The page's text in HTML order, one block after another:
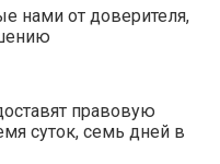
нами от доверителя,
правовую
суток, семь дней в